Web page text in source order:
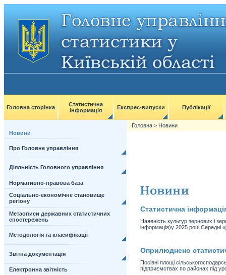
Головна сторінка
Статистична
інформація
Експрес-випуски Публікації
Новини
Про Головне управління
Діяльність Головного управління
Нормативно-правова база
Соціально-економічне становище
регіону
Метаописи державних статистичних
спостережень
Методологія та класифікації
Звітна документація
Електронна звітність
Головна > Новини
Статистична
Наявність культур зернових і
інформація)у 2025 році Середні
Оприлюднено
Посівні площі
підприємствах по районах під